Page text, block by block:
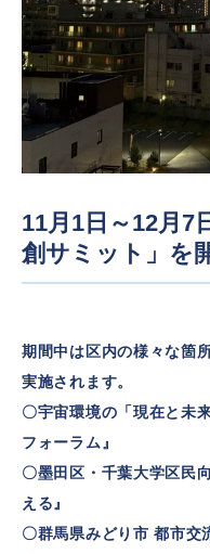
11月1日～12月7
創サミット」を
期間中は区内の様々な箇
実施されます。
〇宇宙環境の「現在と未
フォーラム』
〇墨田区・千葉大学区民
える』
〇群馬県みどり市 都市